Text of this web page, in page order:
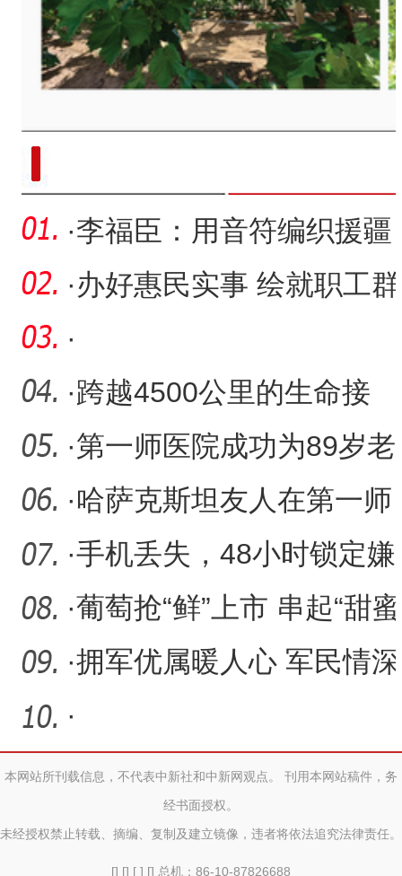
·李福臣：用音符编织援疆
情
·办好惠民实事 绘就职工群
众幸福底色
·
·跨越4500公里的生命接
力：浙阿专家联手拆除“双
癌
·第一师医院成功为89岁老
人完成直肠癌手术
·哈萨克斯坦友人在第一师
医院的跨境暖心诊疗之旅
·手机丢失，48小时锁定嫌
疑人
·葡萄抢“鲜”上市 串起“甜蜜
产业”
·拥军优属暖人心 军民情深
谱新篇
·
本网站所刊载信息，不代表中新社和中新网观点。 刊用本网站稿件，务
经书面授权。
未经授权禁止转载、摘编、复制及建立镜像，违者将依法追究法律责任。
[] [] [ ] [] 总机：86-10-87826688